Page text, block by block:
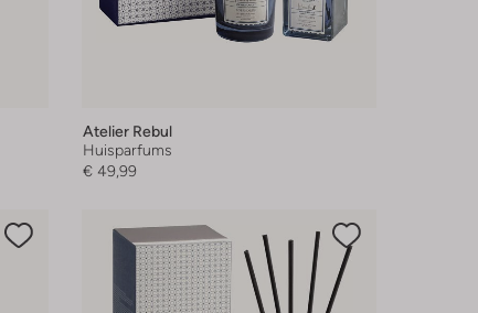
Atelier Rebul
Huisparfums
€ 49,99